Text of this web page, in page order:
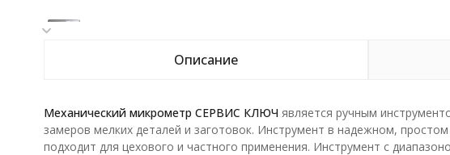
Описание
Механический микрометр СЕРВИС КЛЮЧявляется ручным
замеров мелких деталей и заготовок. Инструмент в надежном,
подходит для цехового и частного применения. Инструмент с